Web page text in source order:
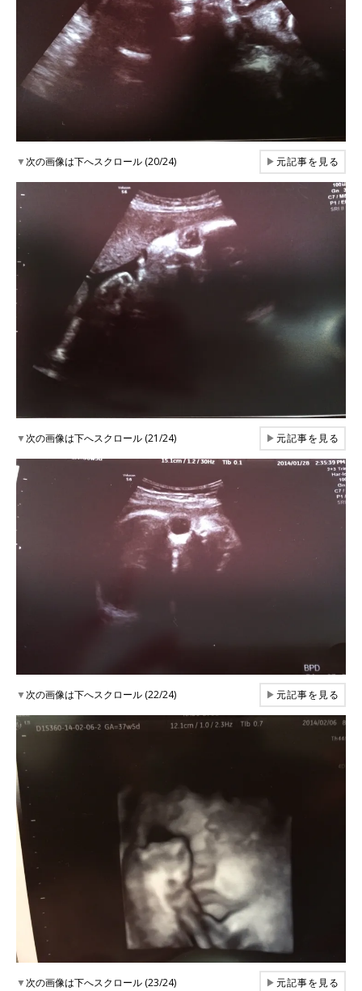
▼次の画像は下へスクロール (20/24) ▶元記事を見る
▼次の画像は下へスクロール (21/24) ▶元記事を見る
▼次の画像は下へスクロール (22/24) ▶元記事を見る
▼次の画像は下へスクロール (23/24) ▶元記事を見る